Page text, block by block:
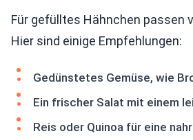
Für gefülltes Hähnchen passen
Hier sind einige Empfehlungen:
Gedünstetes Gemüse, wie
Ein frischer Salat mit einem
Reis oder Quinoa für eine